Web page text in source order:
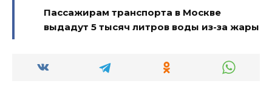
Пассажирам транспорта в Москве
выдадут 5 тысяч литров воды из-за жары